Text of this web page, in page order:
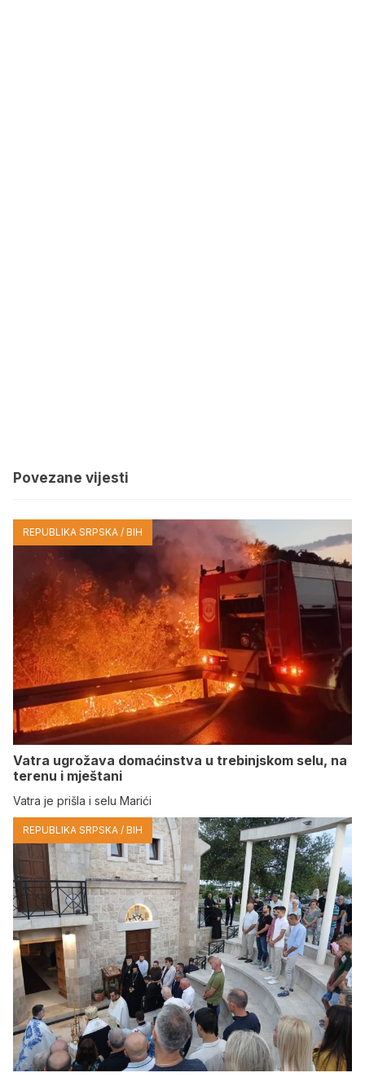
Povezane vijesti
REPUBLIKA SRPSKA / BIH
Vatra ugrožava domaćinstva u trebinjskom selu, na
terenu i mještani
Vatra je prišla i selu Marići
REPUBLIKA SRPSKA / BIH